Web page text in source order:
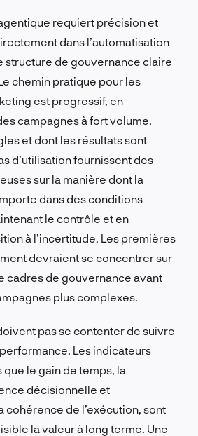
agentique requiert précision et
dans l’automatisation
structure de gouvernance claire
chemin pratique pour les
est progressif, en
campagnes à fort volume,
et dont les résultats sont
d’utilisation fournissent des
sur la manière dont la
dans des conditions
le contrôle et en
à l’incertitude. Les premières
devraient se concentrer sur
cadres de gouvernance avant
plus complexes.
pas se contenter de suivre
Les indicateurs
le gain de temps, la
décisionnelle et
cohérence de l’exécution, sont
la valeur à long terme. Une